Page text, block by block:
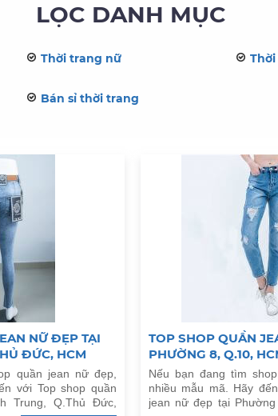
LỌC DANH MỤC
Thời trang nữ
Bán sỉ thời trang
NỮ ĐẸP TẠI
ĐỨC, HCM
quần jean nữ đẹp,
với Top shop quần
Trung, Q.Thủ Đức,
TOP SHOP QUẦN
PHƯỜNG 8, Q.10,
Nếu bạn đang tìm
nhiều mẫu mã. Hãy
jean nữ đẹp tại